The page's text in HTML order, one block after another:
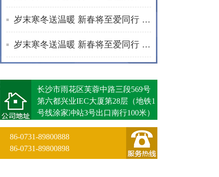
岁末寒冬送温暖 新春将至爱同行 | 通程“小蓓蕾”公益项目2025年走访纪实
岁末寒冬送温暖 新春将至爱同行 | 通程“小蓓蕾”公益项目2025年走访纪实
长沙市雨花区芙蓉中路三段569号
第六都兴业IEC大厦第28层（地铁1
号线涂家冲站3号出口南行100米）
86-0731-89800888
86-0731-89800898